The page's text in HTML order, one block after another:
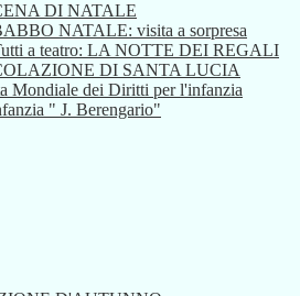
DI NATALE
NATALE: visita a sorpresa
a teatro: LA NOTTE DEI REGALI
DI SANTA LUCIA
Mondiale dei Diritti per l'infanzia
" J. Berengario"